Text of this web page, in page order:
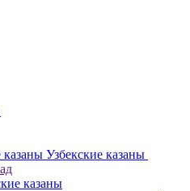
Узбекские казаны
казаны